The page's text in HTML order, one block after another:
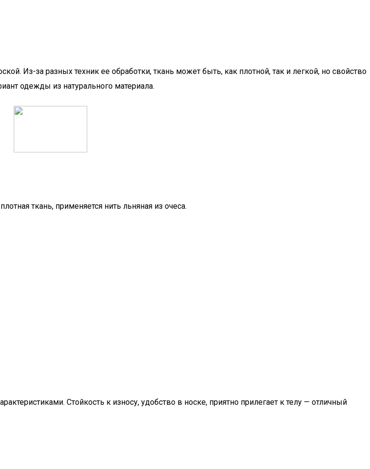
Из-за разных техник ее обработки, ткань может быть, как плотной, так и легкой, но свойство
одежды из натурального материала.
ткань, применяется нить льняная из очеса.
Стойкость к износу, удобство в носке, приятно прилегает к телу — отличный